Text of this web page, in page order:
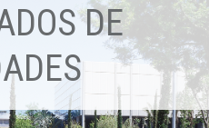
DE